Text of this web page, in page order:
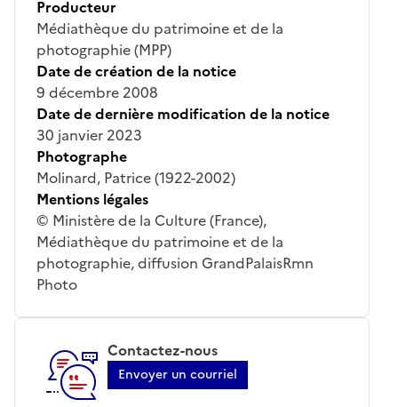
Producteur
Médiathèque du patrimoine et de la
photographie (MPP)
Date de création de la notice
9 décembre 2008
Date de dernière modification de la notice
30 janvier 2023
Photographe
Molinard, Patrice (1922-2002)
Mentions légales
© Ministère de la Culture (France),
Médiathèque du patrimoine et de la
photographie, diffusion GrandPalaisRmn
Photo
Contactez-nous
Envoyer un courriel